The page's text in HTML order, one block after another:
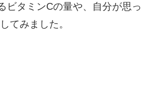
ビタミンCの量や、自分が思っ
てみました。